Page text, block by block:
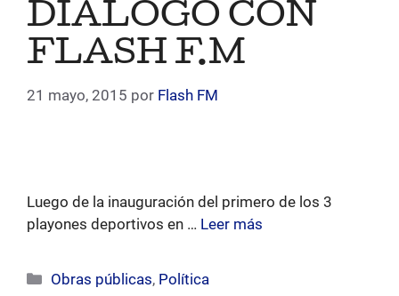
DIALOGÓ CON
FLASH F.M
21 mayo, 2015 por Flash FM
Luego de la inauguración del primero de los 3
playones deportivos en … Leer más
Categorías
Obras públicas, Política